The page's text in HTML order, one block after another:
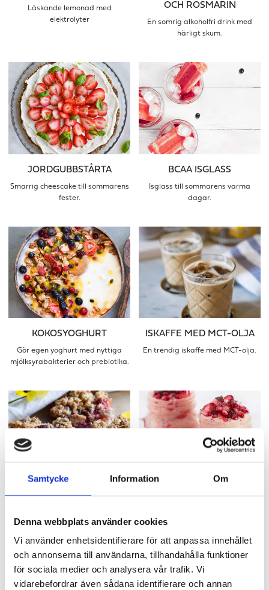
Samtycke Information Om
Denna webbplats använder cookies
Vi använder enhetsidentifierare för att anpassa innehållet
och annonserna till användarna, tillhandahålla funktioner
för sociala medier och analysera vår trafik. Vi
vidarebefordrar även sådana identifierare och annan
Läskande lemonad med
elektrolyter
OCH ROSMARIN
En somrig alkoholfri drink med
härligt skum.
JORDGUBBSTÅRTA
Smarrig cheescake till sommarens
fester.
BCAA ISGLASS
Isglass till sommarens varma
dagar.
KOKOSYOGHURT
Gör egen yoghurt med nyttiga
mjölksyrabakterier och prebiotika.
ISKAFFE MED MCT-OLJA
En trendig iskaffe med MCT-olja.
KNÄCKIG HALLONPAJ
extra.
ha ett mättande mellanmål.